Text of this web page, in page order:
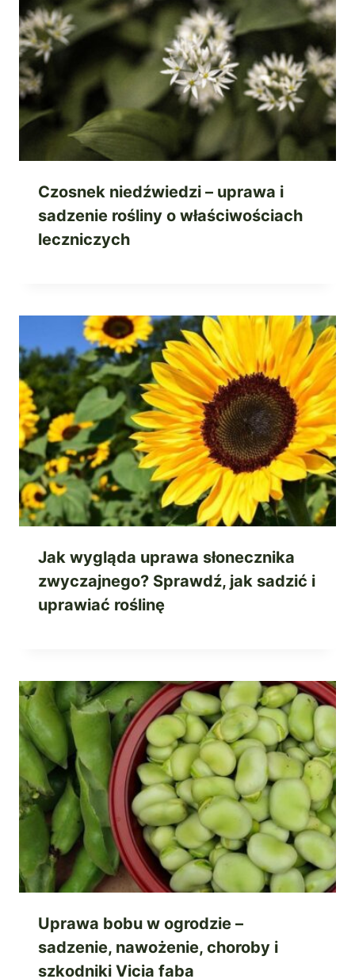
Czosnek niedźwiedzi – uprawa i
sadzenie rośliny o właściwościach
leczniczych
Jak wygląda uprawa słonecznika
zwyczajnego? Sprawdź, jak sadzić i
uprawiać roślinę
Uprawa bobu w ogrodzie –
sadzenie, nawożenie, choroby i
szkodniki Vicia faba